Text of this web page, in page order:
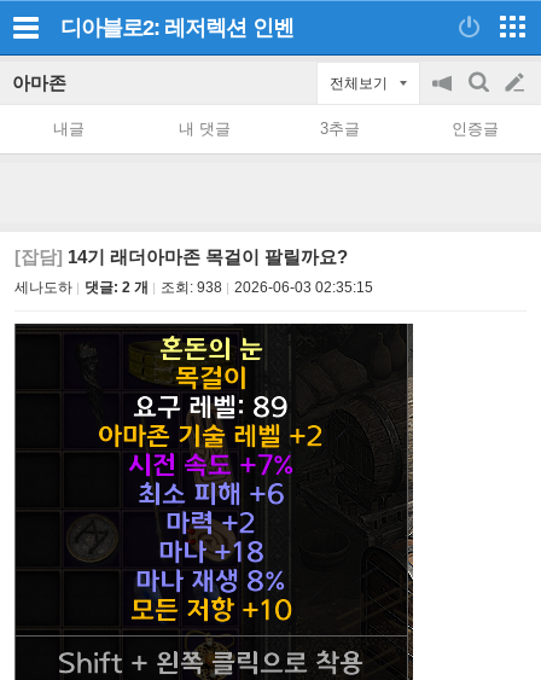
디아블로2: 레저렉션 인벤
아마존 전체보기
공
on/off
검
색
글
쓰
내글 내 댓글 3추글 인증글
[잡담] 14기 래더아마존 목걸이 팔릴까요?
세나도하 댓글: 2 개 조회: 938 2026-06-03 02:35:15